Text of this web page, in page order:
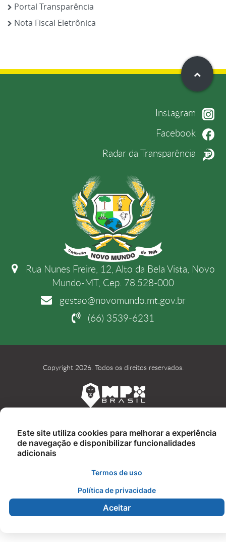
Portal Transparência
Nota Fiscal Eletrônica
Instagram
Facebook
Radar da Transparência
Rua Nunes Freire, 12, Alto da Bela Vista, Novo
Mundo-MT, Cep. 78.528-000
gestao@novomundo.mt.gov.br
(66) 3539-6231
Copyright 2026. Todos os direitos reservados.
Este site utiliza cookies para melhorar a experiência
de navegação e disponibilizar funcionalidades
adicionais
Termos de uso
Política de privacidade
Aceitar